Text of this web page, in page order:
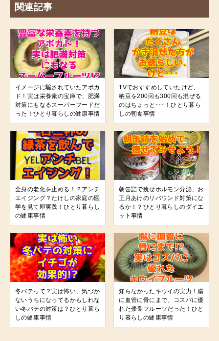
関連記事
イメージに騙されていたアボカ
ド！実は栄養素の宝庫で、肥満
対策にもなるスーパーフードだ
った！ひとり暮らしの健康事情
TVでおすすめしていたけど、
納豆を200回も300回も混ぜる
のはちょっと･･･！ひとり暮ら
しの朝食事情
全身の老化を止める！？アンチ
エイジング？たけしの家庭の医
学を見て即実践！ひとり暮らし
の健康事情
朝缶詰で痩せホルモン分泌、お
正月あけのリバウンド対策にな
るか！？ひとり暮らしのダイエ
ット事情
冬バテって？実は怖い、気づか
ないうちになってるかもしれな
い冬バテの対策は？ひとり暮ら
しの健康事情
知らなかったキウイの実力！腸
に血管に骨にまで、コスパに優
れた優良フルーツだった！ひと
り暮らしの健康事情